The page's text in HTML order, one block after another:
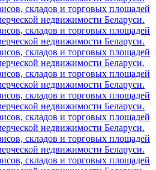
складов и торговых площадей
недвижимости Беларуси.
складов и торговых площадей
недвижимости Беларуси.
складов и торговых площадей
недвижимости Беларуси.
складов и торговых площадей
недвижимости Беларуси.
складов и торговых площадей
недвижимости Беларуси.
складов и торговых площадей
недвижимости Беларуси.
складов и торговых площадей
недвижимости Беларуси.
складов и торговых площадей